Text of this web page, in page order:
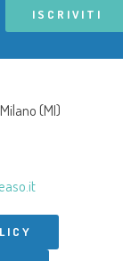
ISCRIVITI
(MI)